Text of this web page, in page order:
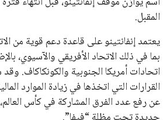
انضم إلى قائمة المشتركين لدينا لتحصل على
والعروض الخاصة مباشرة في صندوق بريدك
جميع الحقوق محفوظة لموقعنا ايوا مصر